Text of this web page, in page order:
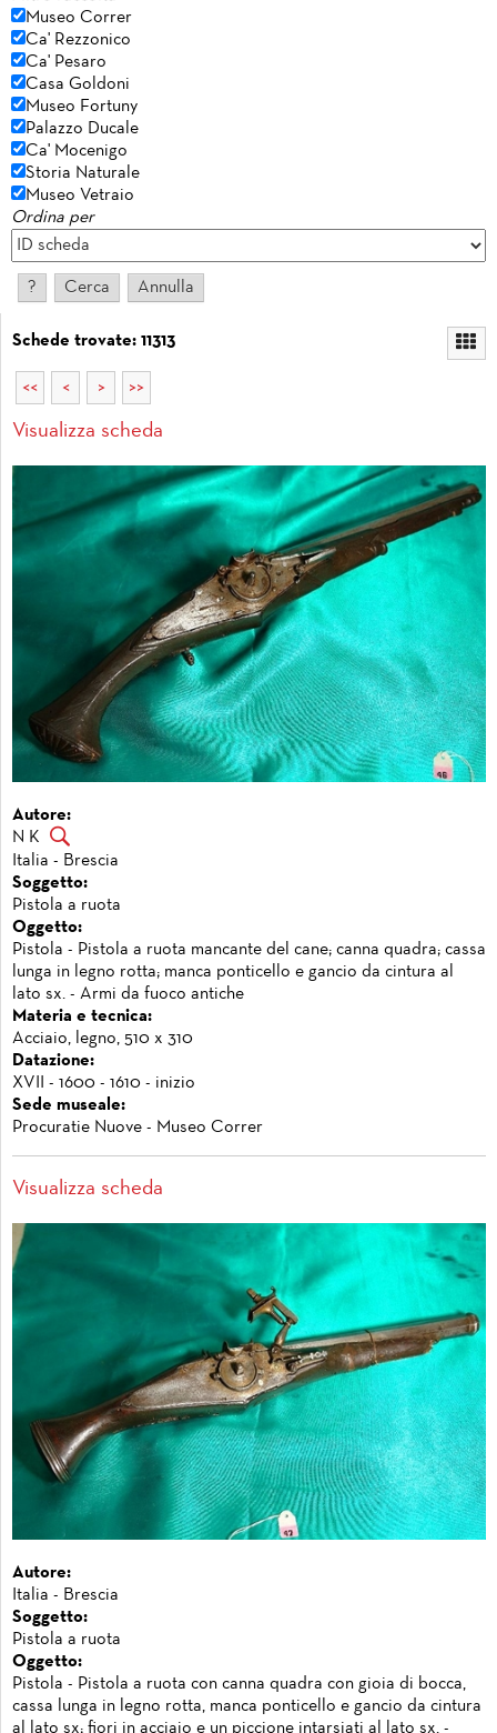
Museo Correr
Ca' Rezzonico
Ca' Pesaro
Casa Goldoni
Museo Fortuny
Palazzo Ducale
Ca' Mocenigo
Storia Naturale
Museo Vetraio
Ordina per
Schede trovate: 11313
<< < > >>
Visualizza scheda
Autore:
N K
Italia - Brescia
Soggetto:
Pistola a ruota
Oggetto:
Pistola - Pistola a ruota mancante del cane; canna quadra; cassa
lunga in legno rotta; manca ponticello e gancio da cintura al
lato sx. - Armi da fuoco antiche
Materia e tecnica:
Acciaio, legno, 510 x 310
Datazione:
XVII - 1600 - 1610 - inizio
Sede museale:
Procuratie Nuove - Museo Correr
Visualizza scheda
Autore:
Italia - Brescia
Soggetto:
Pistola a ruota
Oggetto:
Pistola - Pistola a ruota con canna quadra con gioia di bocca,
cassa lunga in legno rotta, manca ponticello e gancio da cintura
al lato sx; fiori in acciaio e un piccione intarsiati al lato sx. -